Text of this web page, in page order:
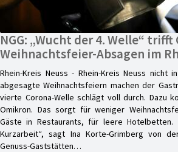
NGG: „Wucht der 4. Welle“
Weihnachtsfeier-Absagen im
Rhein-Kreis Neuss - Rhein-Kreis Neuss nicht
abgesagte Weihnachtsfeiern machen der
vierte Corona-Welle schlägt voll durch. Dazu
Omikron. Das sorgt für weniger
Gäste in Restaurants, für leere
Kurzarbeit“, sagt Ina Korte-Grimberg von
Genuss-Gaststätten…